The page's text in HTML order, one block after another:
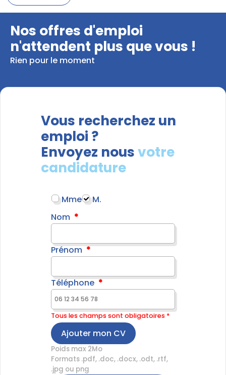
Nos offres d'emploi
n'attendent plus que vous !
Rien pour le moment
Vous recherchez un
emploi ?
Envoyez nousvotre
candidature
Mme
M.
Nom
Prénom
Téléphone
Tous les champs sont obligatoires *
Ajouter mon CV
Poids max 2Mo
Formats .pdf, .doc, .docx, .odt, .rtf,
.jpg ou png